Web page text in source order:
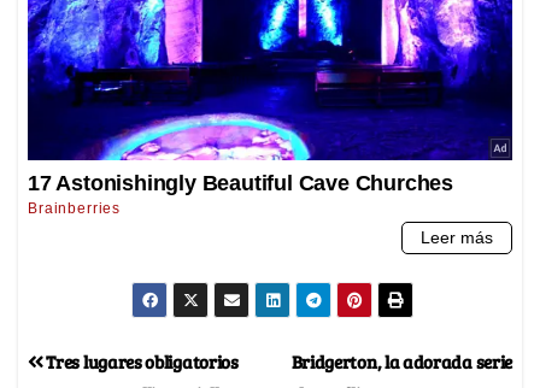
Bridgerton, la adorada serie
Tres lugares obligatorios